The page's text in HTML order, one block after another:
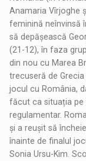
Anamaria Vîrjoghe
feminină neînvinsă
să depășească
(21-12), în faza
din nou cu Marea
trecuseră de
jocul cu România,
făcut ca situația pe
regulamentar.
și a reușit să
înainte de finalul
Sonia Ursu-Kim.